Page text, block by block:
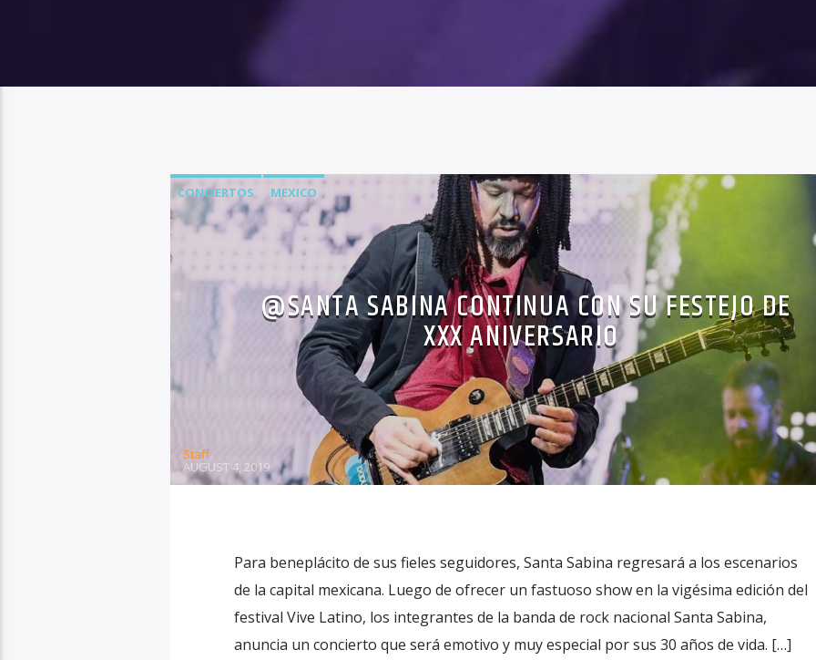
CONCIERTOS MEXICO
@SANTA SABINA CONTINUA CON SU FESTEJO DE
XXX ANIVERSARIO
Staff
AUGUST 4, 2019
Para beneplácito de sus fieles seguidores, Santa Sabina regresará a los escenarios
de la capital mexicana. Luego de ofrecer un fastuoso show en la vigésima edición del
festival Vive Latino, los integrantes de la banda de rock nacional Santa Sabina,
anuncia un concierto que será emotivo y muy especial por sus 30 años de vida. […]